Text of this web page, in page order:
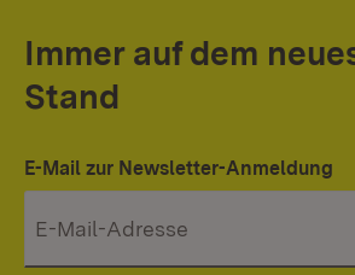
Immer auf dem
Stand
E-Mail zur Newsletter-Anmeldung